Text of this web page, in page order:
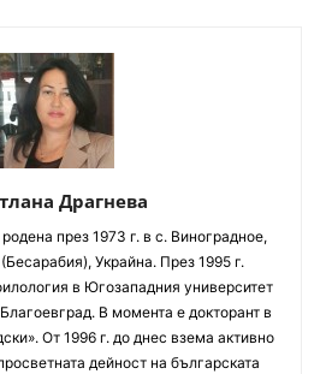
Драгнева
през 1973 г. в с. Виноградное,
Украйна. През 1995 г.
в Югозападния университет
В момента е докторант в
От 1996 г. до днес взема активно
дейност на българската